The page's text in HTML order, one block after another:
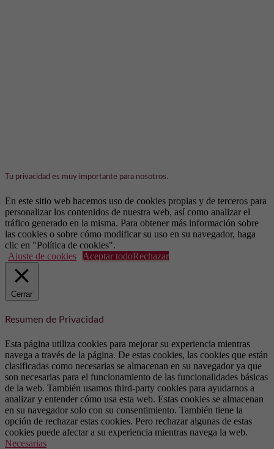
Tu privacidad es muy importante para nosotros.
En este sitio web hacemos uso de cookies propias y de terceros para
personalizar los contenidos de nuestra web, así como analizar el
tráfico generado en la misma. Para obtener más información sobre
las cookies o sobre cómo modificar su uso en su navegador, haga
clic en "Política de cookies".
Ajuste de cookies
Aceptar todoRechazar
Cerrar
Resumen de Privacidad
Esta página utiliza cookies para mejorar su experiencia mientras
navega a través de la página. De estas cookies, las cookies que están
clasificadas como necesarias se almacenan en su navegador ya que
son necesarias para el funcionamiento de las funcionalidades básicas
de la web. También usamos third-party cookies para ayudarnos a
analizar y entender cómo usa esta web. Estas cookies se almacenan
en su navegador solo con su consentimiento. También tiene la
opción de rechazar estas cookies. Pero rechazar algunas de estas
cookies puede afectar a su experiencia mientras navega la web.
Necesarias